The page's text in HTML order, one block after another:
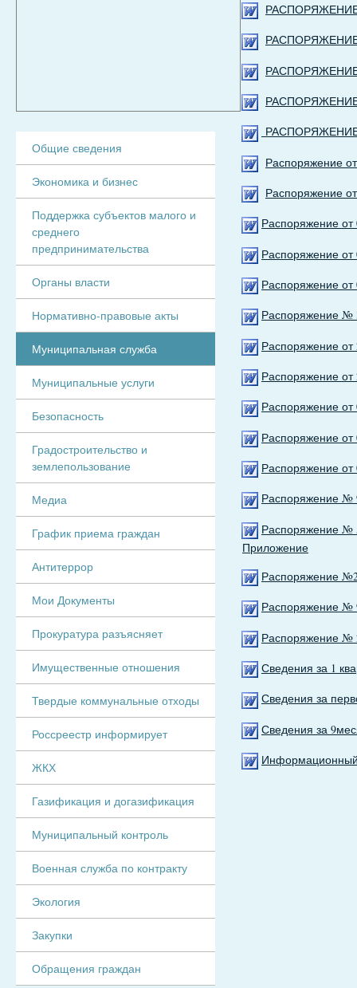
РАСПОРЯЖЕНИЕ
РАСПОРЯЖЕНИЕ
РАСПОРЯЖЕНИЕ
РАСПОРЯЖЕНИЕ
РАСПОРЯЖЕНИЕ
Распоряжение
Распоряжение
Распоряжение от
Распоряжение от
Распоряжение от
Распоряжение №
Распоряжение от
Распоряжение от
Распоряжение от
Распоряжение от
Распоряжение от
Распоряжение №
Распоряжение №
Приложение
Распоряжение
Распоряжение №
Распоряжение №
Сведения за 1
Сведения за
Сведения за
Информационный
Общие сведения
Экономика и бизнес
Поддержка субъектов малого и
среднего
предпринимательства
Органы власти
Нормативно-правовые акты
Муниципальная служба
Муниципальные услуги
Безопасность
Градостроительство и
землепользование
Медиа
График приема граждан
Антитеррор
Мои Документы
Прокуратура разъясняет
Имущественные отношения
Твердые коммунальные отходы
Россреестр информирует
ЖКХ
Газификация и догазификация
Муниципальный контроль
Военная служба по контракту
Экология
Закупки
Обращения граждан